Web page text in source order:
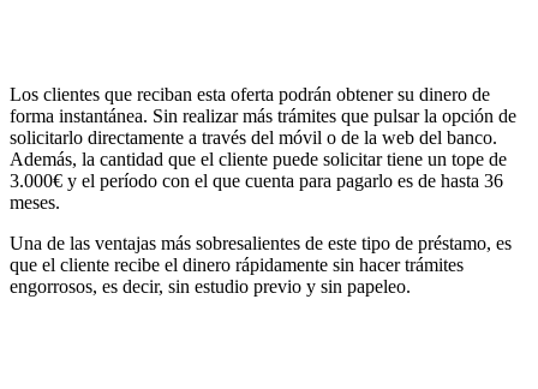
Los clientes que reciban esta oferta podrán obtener su dinero de
forma instantánea. Sin realizar más trámites que pulsar la opción de
solicitarlo directamente a través del móvil o de la web del banco.
Además, la cantidad que el cliente puede solicitar tiene un tope de
3.000€ y el período con el que cuenta para pagarlo es de hasta 36
meses.
Una de las ventajas más sobresalientes de este tipo de préstamo, es
que el cliente recibe el dinero rápidamente sin hacer trámites
engorrosos, es decir, sin estudio previo y sin papeleo.